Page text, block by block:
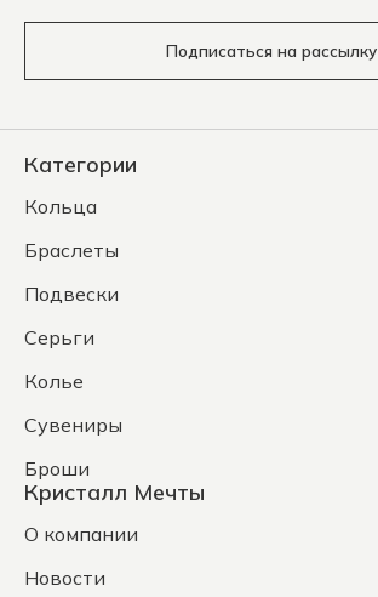
Подписаться на рассылку
Категории
Кольца
Браслеты
Подвески
Серьги
Колье
Сувениры
Броши
Кристалл Мечты
О компании
Новости